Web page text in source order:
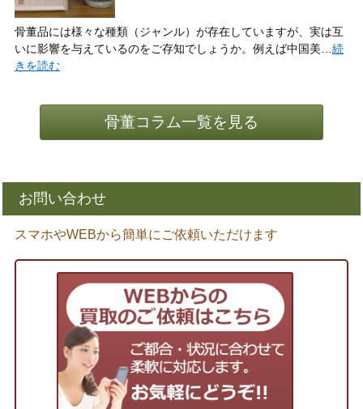
骨董品には様々な種類（ジャンル）が存在していますが、実は互
いに影響を与えているのをご存知でしょうか。例えば中国美…続
きを読む
骨董コラム一覧を見る
お問い合わせ
スマホやWEBから簡単にご依頼いただけます